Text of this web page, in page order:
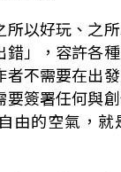
所以好玩、之
錯」，容許各
者不需要在出
要簽署任何與
由的空氣，就